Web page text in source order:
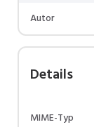
Autor
Details
MIME-Typ